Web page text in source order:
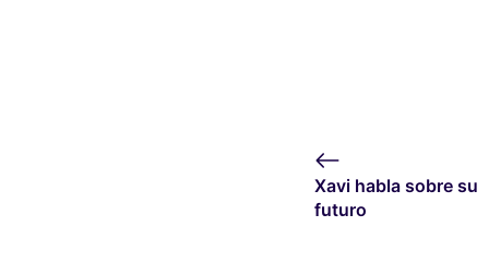
Xavi habla sobre su
futuro